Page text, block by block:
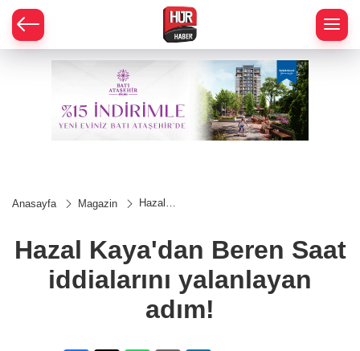
Anasayfa Magazin
Hazal
Saat
iddialarını
adım!
Hazal Kaya'dan Beren Saat
iddialarını yalanlayan
adım!